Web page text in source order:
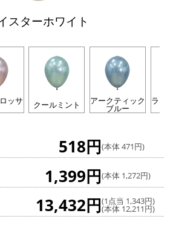
スターホワイト
ッサ クールミント アークティック
ブルー
ライ
518円(本体 471円)
1,399円(本体 1,272円)
13,432円(1点当 1,343円)
(本体 12,211円)